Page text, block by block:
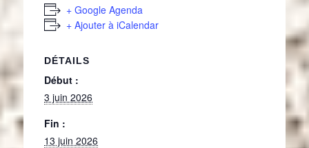
+ Google Agenda
+ Ajouter à iCalendar
DÉTAILS
Début :
3 juin 2026
Fin :
13 juin 2026